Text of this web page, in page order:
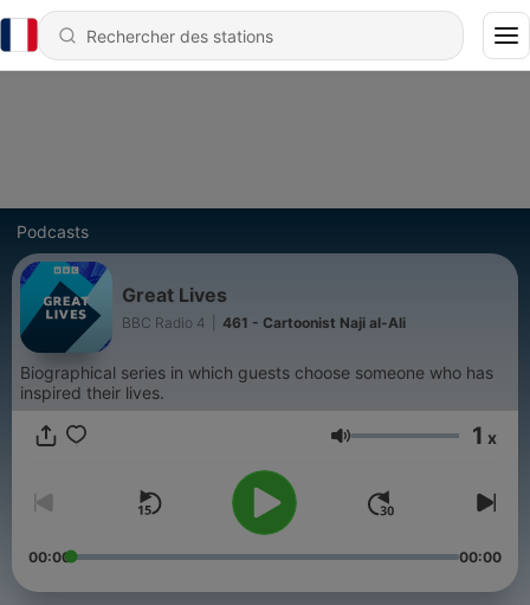
Podcasts
Great Lives
BBC Radio 4 461 - Cartoonist Naji al-Ali
Biographical series in which guests choose someone who has
inspired their lives.
Volume 1 x
00:00 00:00